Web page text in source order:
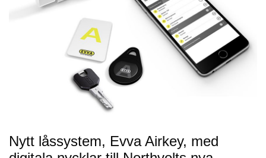
Nytt låssystem, Evva Airkey, med